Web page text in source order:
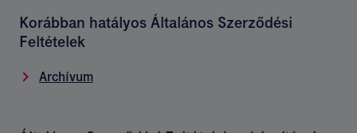
Korábban hatályos Általános Szerződési
Feltételek
Archívum